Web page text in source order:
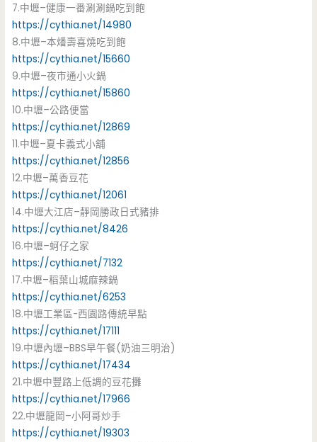
7.中壢–健康一番涮涮鍋吃到飽
https://cythia.net/14980
8.中壢–本燔壽喜燒吃到飽
https://cythia.net/15660
9.中壢–夜市通小火鍋
https://cythia.net/15860
10.中壢–公路便當
https://cythia.net/12869
11.中壢–夏卡義式小舖
https://cythia.net/12856
12.中壢–萬香豆花
https://cythia.net/12061
14.中壢大江店–靜岡勝政日式豬排
https://cythia.net/8426
16.中壢–蚵仔之家
https://cythia.net/7132
17.中壢–稻葉山城麻辣鍋
https://cythia.net/6253
18.中壢工業區-西園路傳統早點
https://cythia.net/17111
19.中壢內壢–BBS早午餐(奶油三明治)
https://cythia.net/17434
21.中壢中豐路上低調的豆花攤
https://cythia.net/17966
22.中壢龍岡–小阿哥炒手
https://cythia.net/19303